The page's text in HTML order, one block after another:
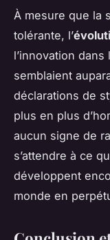
À mesure que la
tolérante, l’
l’innovation
semblaient
déclarations de
plus en plus
aucun signe de
s’attendre à ce
développent
monde en